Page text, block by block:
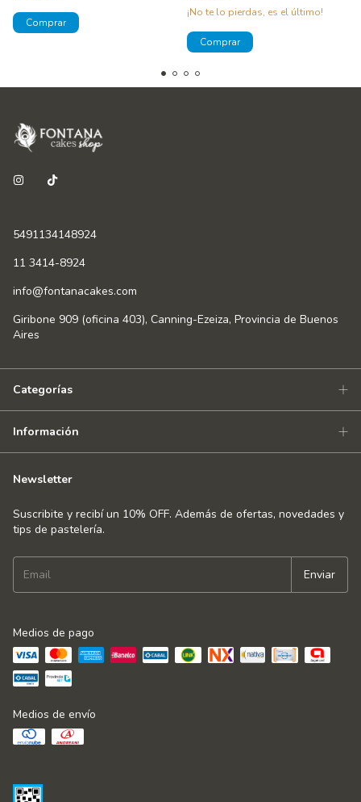
¡No te lo pierdas, es el último!
5491134148924
11 3414-8924
info@fontanacakes.com
Giribone 909 (oficina 403), Canning-Ezeiza, Provincia de Buenos
Aires
Categorías
Información
Newsletter
Suscribite y recibí un 10% OFF. Además de ofertas, novedades y
tips de pastelería.
Medios de pago
Medios de envío